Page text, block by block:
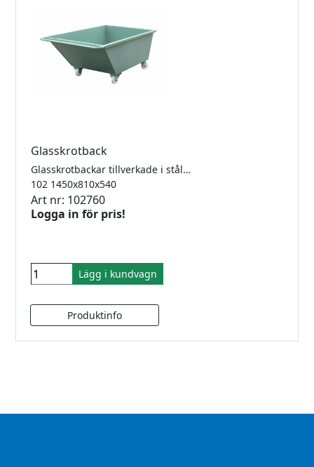
Glasskrotback
Glasskrotbackar tillverkade i stålplåt med hammarlack. Nylonhjul diameter 100mm.
102 1450x810x540
Art nr: 102760
Logga in för pris!
Lägg i kundvagn